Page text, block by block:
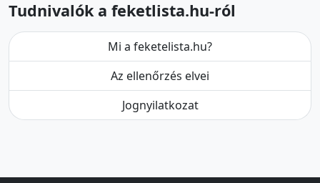
Tudnivalók a feketlista.hu-ról
Mi a feketelista.hu?
Az ellenőrzés elvei
Jognyilatkozat